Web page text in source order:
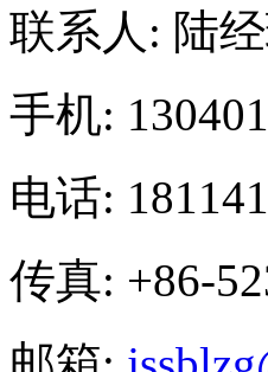
联系人: 陆
手机:
电话:
传真: +86-